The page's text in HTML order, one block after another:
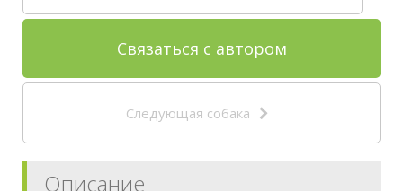
Связаться с автором
Следующая собака
Описание